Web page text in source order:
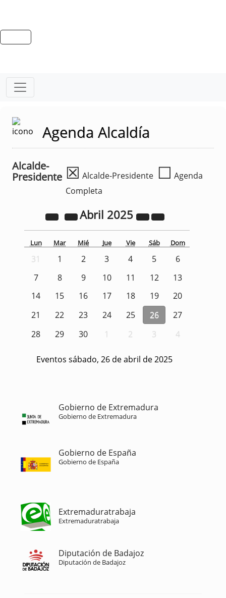
Agenda Alcaldía
Alcalde-
Presidente ☒ Alcalde-Presidente ☐ Agenda
Completa
Abril 2025
Lun Mar Mié Jue Vie Sáb Dom
31 1 2 3 4 5
6
7
8 9 10 11 12
13
14
15 16 17 18 19
20
21
22 23 24 25 26
27
28
29 30 1 2 3 4
Eventos sábado, 26 de abril de 2025
Gobierno de Extremadura
Gobierno de Extremadura
Gobierno de España
Gobierno de España
Extremaduratrabaja
Extremaduratrabaja
Diputación de Badajoz
Diputación de Badajoz